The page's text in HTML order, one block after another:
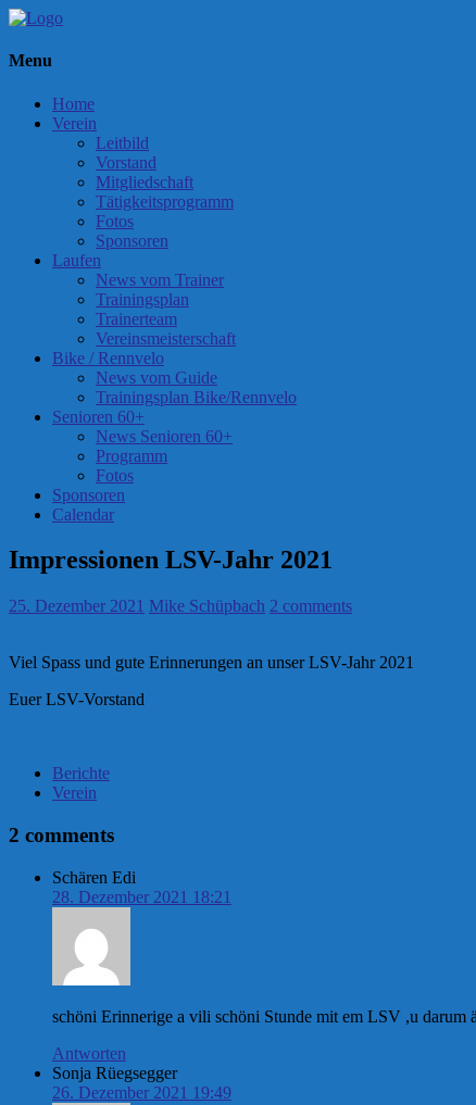
Menu
Home
Verein
Leitbild
Vorstand
Mitgliedschaft
Tätigkeitsprogramm
Fotos
Sponsoren
Laufen
News vom Trainer
Trainingsplan
Trainerteam
Vereinsmeisterschaft
Bike / Rennvelo
News vom Guide
Trainingsplan Bike/Rennvelo
Senioren 60+
News Senioren 60+
Programm
Fotos
Sponsoren
Calendar
Impressionen LSV-Jahr 2021
25. Dezember 2021 Mike Schüpbach 2 comments
Viel Spass und gute Erinnerungen an unser LSV-Jahr 2021
Euer LSV-Vorstand
Berichte
Verein
2 comments
Schären Edi
28. Dezember 2021 18:21
schöni Erinnerige a vili schöni Stunde mit em LSV ,u darum
Antworten
Sonja Rüegsegger
26. Dezember 2021 19:49